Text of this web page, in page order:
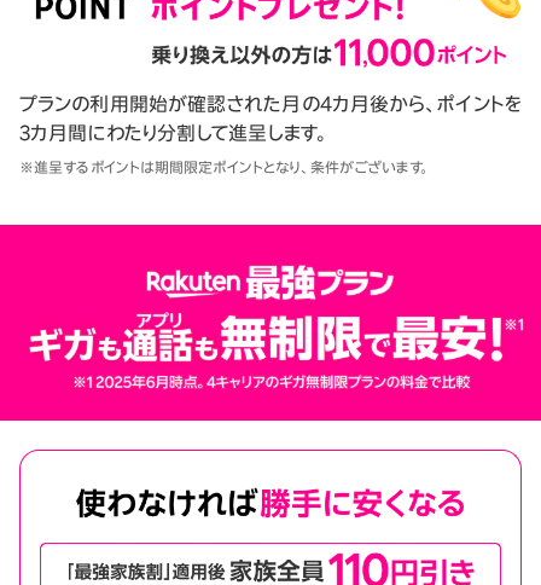
プランの利用開始が確認された月の4カ月後から、ポイントを
3カ月間にわたり分割して進呈します。
※進呈するポイントは期間限定ポイントとなり、条件がございます。